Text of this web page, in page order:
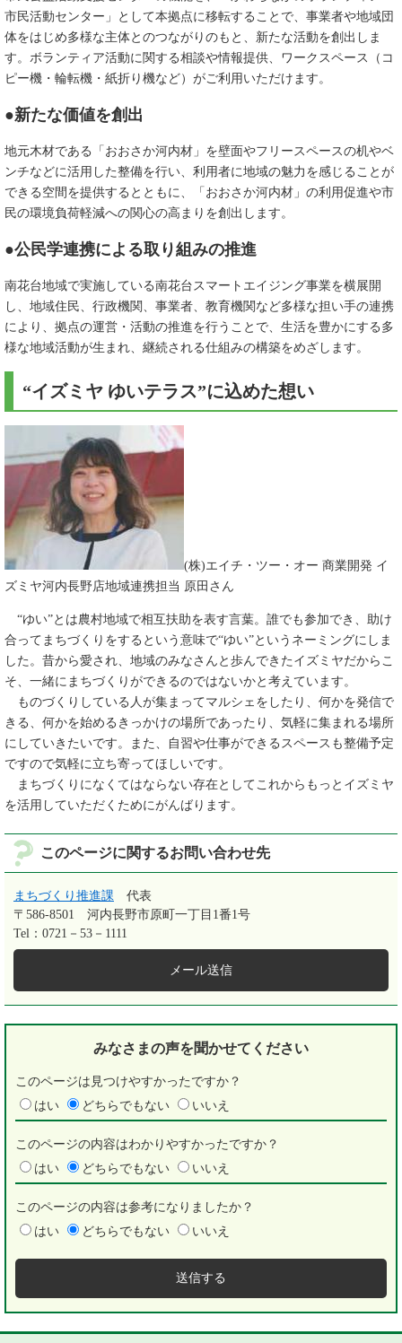
市民活動センター」として本拠点に移転することで、事業者や地域団
体をはじめ多様な主体とのつながりのもと、新たな活動を創出しま
す。ボランティア活動に関する相談や情報提供、ワークスペース（コ
ピー機・輪転機・紙折り機など）がご利用いただけます。
●新たな価値を創出
地元木材である「おおさか河内材」を壁面やフリースペースの机やベ
ンチなどに活用した整備を行い、利用者に地域の魅力を感じることが
できる空間を提供するとともに、「おおさか河内材」の利用促進や市
民の環境負荷軽減への関心の高まりを創出します。
●公民学連携による取り組みの推進
南花台地域で実施している南花台スマートエイジング事業を横展開
し、地域住民、行政機関、事業者、教育機関など多様な担い手の連携
により、拠点の運営・活動の推進を行うことで、生活を豊かにする多
様な地域活動が生まれ、継続される仕組みの構築をめざします。
“イズミヤ ゆいテラス”に込めた想い
(株)エイチ・ツー・オー 商業開発 イ
ズミヤ河内長野店地域連携担当 原田さん
“ゆい”とは農村地域で相互扶助を表す言葉。誰でも参加でき、助け
合ってまちづくりをするという意味で“ゆい”というネーミングにしま
した。昔から愛され、地域のみなさんと歩んできたイズミヤだからこ
そ、一緒にまちづくりができるのではないかと考えています。
ものづくりしている人が集まってマルシェをしたり、何かを発信で
きる、何かを始めるきっかけの場所であったり、気軽に集まれる場所
にしていきたいです。また、自習や仕事ができるスペースも整備予定
ですので気軽に立ち寄ってほしいです。
まちづくりになくてはならない存在としてこれからもっとイズミヤ
を活用していただくためにがんばります。
このページに関するお問い合わせ先
まちづくり推進課
代表
〒586-8501
河内長野市原町一丁目1番1号
Tel：0721－53－1111
メール送信
みなさまの声を聞かせてください
このページは見つけやすかったですか？
はい
どちらでもない いいえ
このページの内容はわかりやすかったですか？
はい
どちらでもない いいえ
このページの内容は参考になりましたか？
はい
どちらでもない いいえ